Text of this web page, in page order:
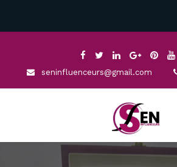
seninfluenceurs@gmail.com